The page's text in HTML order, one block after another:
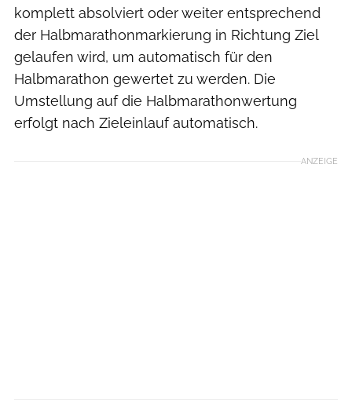
komplett absolviert oder weiter entsprechend
der Halbmarathonmarkierung in Richtung Ziel
gelaufen wird, um automatisch für den
Halbmarathon gewertet zu werden. Die
Umstellung auf die Halbmarathonwertung
erfolgt nach Zieleinlauf automatisch.
ANZEIGE